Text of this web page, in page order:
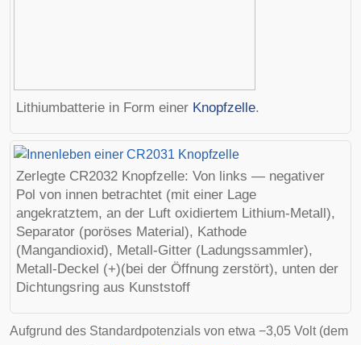
Lithiumbatterie in Form einer Knopfzelle.
Zerlegte CR2032 Knopfzelle: Von links — negativer
Pol von innen betrachtet (mit einer Lage
angekratztem, an der Luft oxidiertem Lithium-Metall),
Separator (poröses Material), Kathode
(Mangandioxid), Metall-Gitter (Ladungssammler),
Metall-Deckel (+)(bei der Öffnung zerstört), unten der
Dichtungsring aus Kunststoff
Aufgrund des Standardpotenzials von etwa −3,05 Volt (dem